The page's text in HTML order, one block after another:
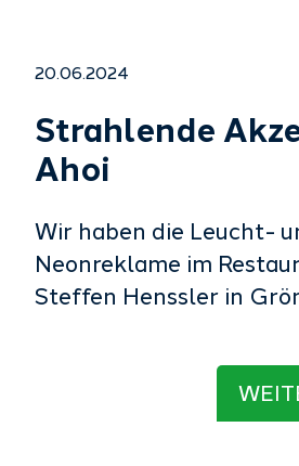
20.06.2024
Strahlende
Ahoi
Wir haben die Leucht-
Neonreklame im
Steffen Henssler in